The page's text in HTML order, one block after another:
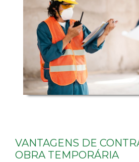
VANTAGENS DE
OBRA TEMPORÁRIA